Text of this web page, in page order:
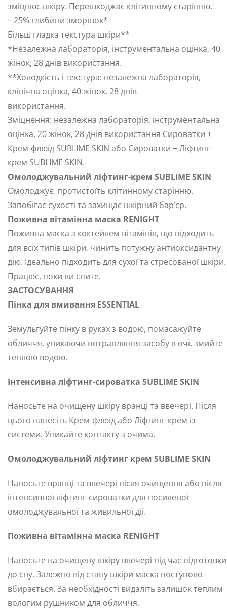
зміцнює шкіру. Перешкоджає клітинному старінню.
– 25% глибини зморшок*
Більш гладка текстура шкіри**
*Незалежна лабораторія, інструментальна оцінка, 40
жінок, 28 днів використання.
**Холодкість і текстура: незалежна лабораторія,
клінічна оцінка, 40 жінок, 28 днів
використання.
Зміцнення: незалежна лабораторія, інструментальна
оцінка, 20 жінок, 28 днів використання Сироватки +
Крем-флюїд SUBLIME SKIN або Сироватки + Ліфтинг-
крем SUBLIME SKIN.
Омолоджувальний ліфтинг-крем SUBLIME SKIN
Омолоджує, протистоїть клітинному старінню.
Запобігає сухості та захищає шкірний бар’єр.
Поживна вітамінна маска RENIGHT
Поживна маска з коктейлем вітамінів, що підходить
для всіх типів шкіри, чинить потужну антиоксидантну
дію. Ідеально підходить для сухої та стресованої шкіри.
Працює, поки ви спите.
ЗАСТОСУВАННЯ
Пінка для вмивання ESSENTIAL
Земульгуйте пінку в руках з водою, помасажуйте
обличчя, уникаючи потрапляння засобу в очі, змийте
теплою водою.
Інтенсивна ліфтинг-сироватка SUBLIME SKIN
Наносьте на очищену шкіру вранці та ввечері. Після
цього нанесіть Крем-флюїд або Ліфтинг-крем із
системи. Уникайте контакту з очима.
Омолоджувальний ліфтинг крем SUBLIME SKIN
Наносьте вранці та ввечері після очищення або після
інтенсивної ліфтинг-сироватки для посиленої
омолоджувальної та живильної дії.
Поживна вітамінна маска RENIGHT
Наносьте на очищену шкіру ввечері під час підготовки
до сну. Залежно від стану шкіри маска поступово
вбирається. За необхідності видаліть залишок теплим
вологим рушником для обличчя.